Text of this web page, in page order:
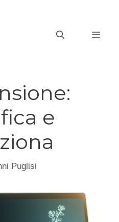
e
Puglisi